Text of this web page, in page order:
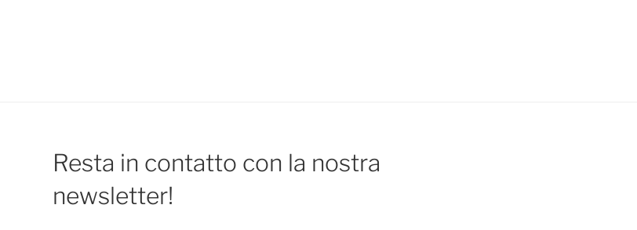
Resta in contatto con la nostra
newsletter!